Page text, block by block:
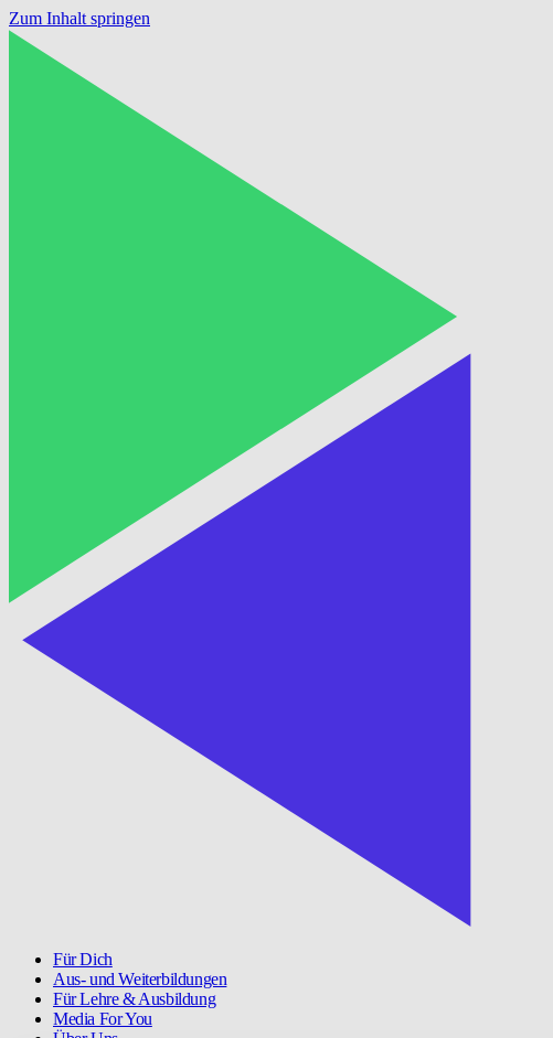
Zum Inhalt springen
Für Dich
Aus- und Weiterbildungen
Für Lehre & Ausbildung
Media For You